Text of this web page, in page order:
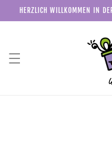
zum
Inhalt
HERZLICH WILLKOMMEN IN